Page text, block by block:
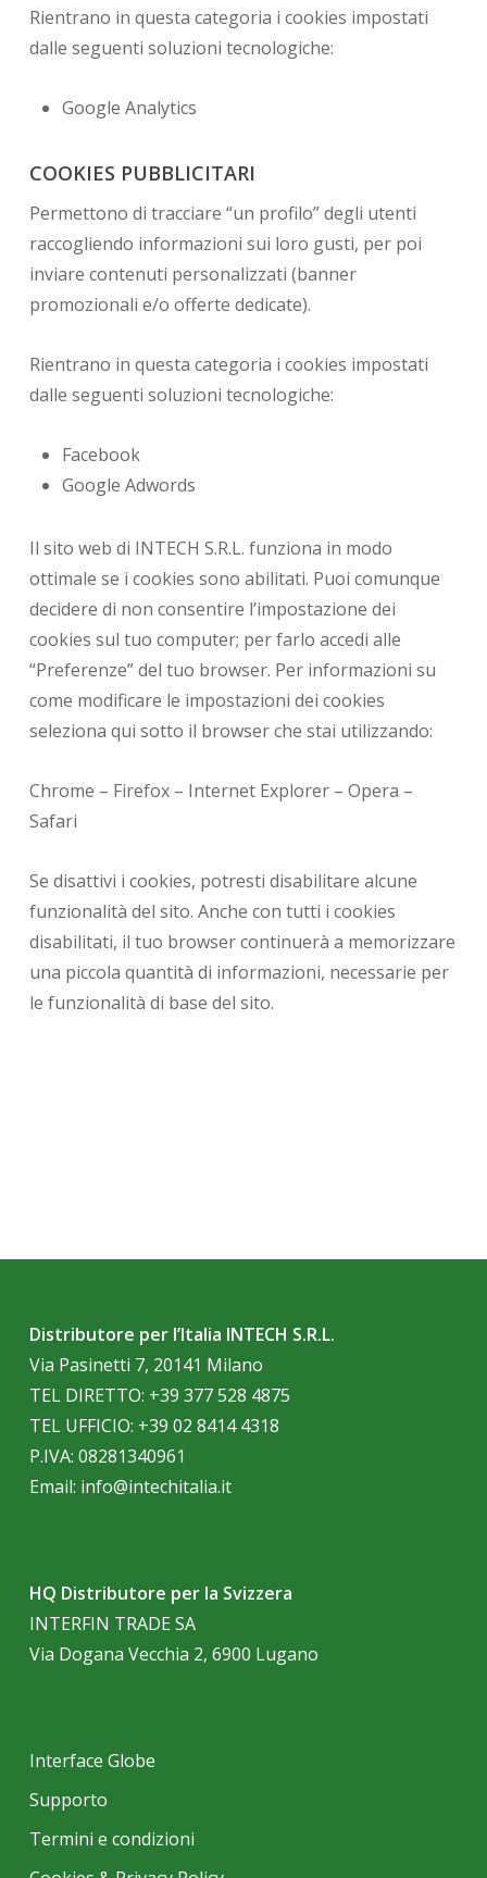
Rientrano in questa categoria i cookies impostati
dalle seguenti soluzioni tecnologiche:
Google Analytics
COOKIES PUBBLICITARI
Permettono di tracciare “un profilo” degli utenti
raccogliendo informazioni sui loro gusti, per poi
inviare contenuti personalizzati (banner
promozionali e/o offerte dedicate).
Rientrano in questa categoria i cookies impostati
dalle seguenti soluzioni tecnologiche:
Facebook
Google Adwords
Il sito web di INTECH S.R.L. funziona in modo
ottimale se i cookies sono abilitati. Puoi comunque
decidere di non consentire l’impostazione dei
cookies sul tuo computer; per farlo accedi alle
“Preferenze” del tuo browser. Per informazioni su
come modificare le impostazioni dei cookies
seleziona qui sotto il browser che stai utilizzando:
Chrome – Firefox – Internet Explorer – Opera –
Safari
Se disattivi i cookies, potresti disabilitare alcune
funzionalità del sito. Anche con tutti i cookies
disabilitati, il tuo browser continuerà a memorizzare
una piccola quantità di informazioni, necessarie per
le funzionalità di base del sito.
Distributore per l’Italia INTECH S.R.L.
Via Pasinetti 7, 20141 Milano
TEL DIRETTO: +39 377 528 4875
TEL UFFICIO: +39 02 8414 4318
P.IVA: 08281340961
Email: info@intechitalia.it
HQ Distributore per la Svizzera
INTERFIN TRADE SA
Via Dogana Vecchia 2, 6900 Lugano
Interface Globe
Supporto
Termini e condizioni